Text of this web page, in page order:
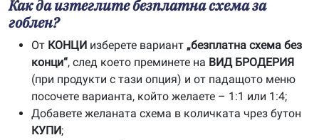
Как да изтеглите безплатна схема за
гоблен?
От КОНЦИ изберете вариант „безплатна схема без
конци“, след което преминете на ВИД БРОДЕРИЯ
(при продукти с тази опция) и от падащото меню
посочете варианта, който желаете – 1:1 или 1:4;
Добавете желаната схема в количката чрез бутон
КУПИ;